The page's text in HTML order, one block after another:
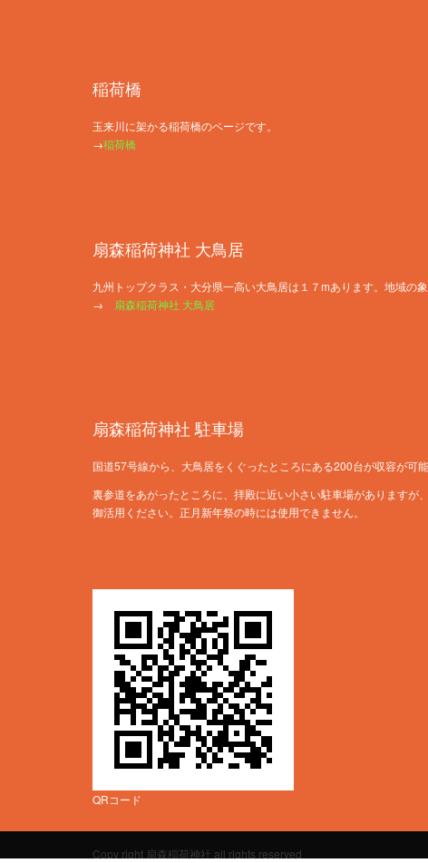
稲荷橋
玉来川に架かる稲荷橋のページです。
→稲荷橋
扇森稲荷神社 大鳥居
九州トップクラス・大分県一高い大鳥居は１７mあります。地域の
→
扇森稲荷神社 大鳥居
扇森稲荷神社 駐車場
国道57号線から、大鳥居をくぐったところにある200台が収容が可能
裏参道をあがったところに、拝殿に近い小さい駐車場がありますが
御活用ください。正月新年祭の時には使用できません。
QRコード
Copy right 扇森稲荷神社 all rights reserved